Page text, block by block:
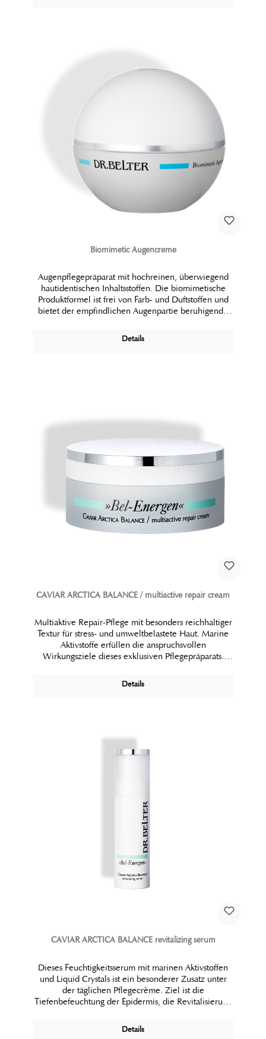
Biomimetic Augencreme
Augenpflegepräparat mit hochreinen, überwiegend
hautidentischen Inhaltsstoffen. Die biomimetische
Produktformel ist frei von Farb- und Duftstoffen und
bietet der empfindlichen Augenpartie beruhigende
Eigenschaften. Reine Feuchtigkeit und pflanzliche
Biolipide regenerieren die Lipidbarriere der Haut
Details
CAVIAR ARCTICA BALANCE / multiactive repair cream
Multiaktive Repair-Pflege mit besonders reichhaltiger
Textur für stress- und umweltbelastete Haut. Marine
Aktivstoffe erfüllen die anspruchsvollen
Wirkungsziele dieses exklusiven Pflegepräparats.
wiederhergestellt, die Neubildung von jungen
Strukturzellen aktiviert und die Haut maximal vor
Details
CAVIAR ARCTICA BALANCE revitalizing serum
Dieses Feuchtigkeitsserum mit marinen Aktivstoffen
und Liquid Crystals ist ein besonderer Zusatz unter
der täglichen Pflegecrème. Ziel ist die
Tiefenbefeuchtung der Epidermis, die Revitalisierung
Schutz vor Umweltfaktoren.
Details